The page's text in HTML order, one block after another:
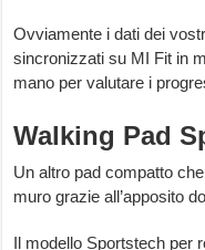
Ovviamente i dati dei
sincronizzati su MI Fit in
mano per valutare i
Walking Pad
Un altro pad compatto
muro grazie all’apposito
Il modello Sportstech per